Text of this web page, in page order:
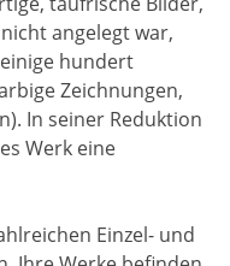
angelegt war,
hundert
Zeichnungen,
In seiner Reduktion
Werk eine
Einzel- und